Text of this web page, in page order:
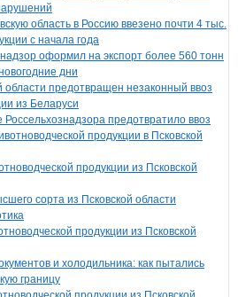
область в Россию ввезено почти 4 тыс.
с начала года
оформил на экспорт более 560 тонн
дни
области предотвращен незаконный ввоз
из Беларуси
Россельхознадзора предотвратило ввоз
продукции в Псковской
продукции из Псковской
сорта из Псковской области
продукции из Псковской
и холодильника: как пытались
границу